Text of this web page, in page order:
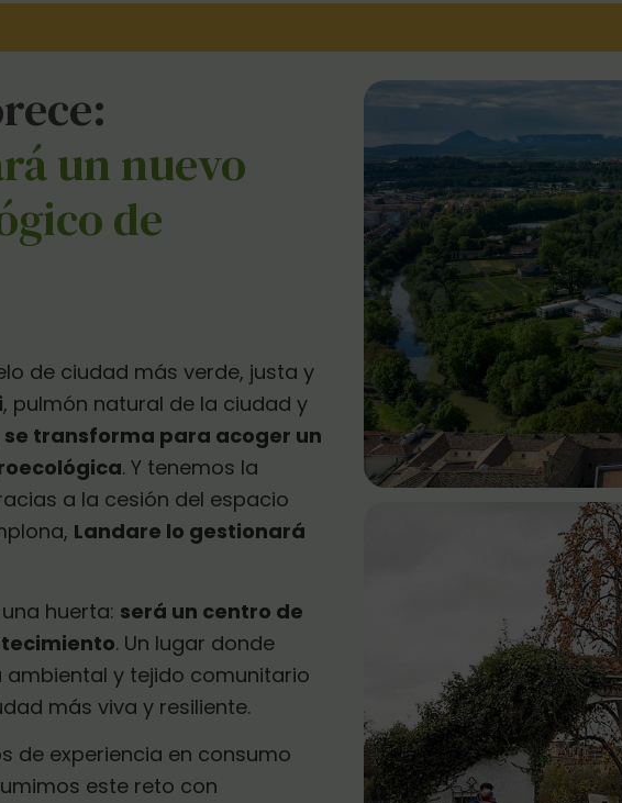
un nuevo
de
de ciudad más verde, justa y
, pulmón natural de la ciudad y
se transforma para acoger un
. Y tenemos la
a la cesión del espacio
Landare lo gestionará
huerta: será un centro de
. Un lugar donde
y tejido comunitario
más viva y resiliente.
de experiencia en consumo
este reto con